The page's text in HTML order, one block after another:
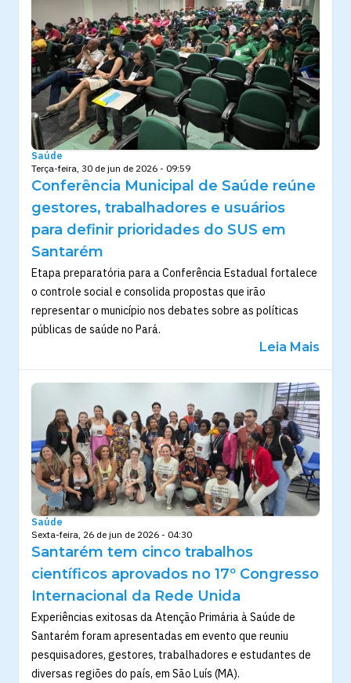
Saúde
Terça-feira, 30 de jun de 2026 - 09:59
Conferência Municipal de Saúde reúne
gestores, trabalhadores e usuários
para definir prioridades do SUS em
Santarém
Etapa preparatória para a Conferência Estadual fortalece
o controle social e consolida propostas que irão
representar o município nos debates sobre as políticas
públicas de saúde no Pará.
Leia Mais
Saúde
Sexta-feira, 26 de jun de 2026 - 04:30
Santarém tem cinco trabalhos
científicos aprovados no 17º Congresso
Internacional da Rede Unida
Experiências exitosas da Atenção Primária à Saúde de
Santarém foram apresentadas em evento que reuniu
pesquisadores, gestores, trabalhadores e estudantes de
diversas regiões do país, em São Luís (MA).